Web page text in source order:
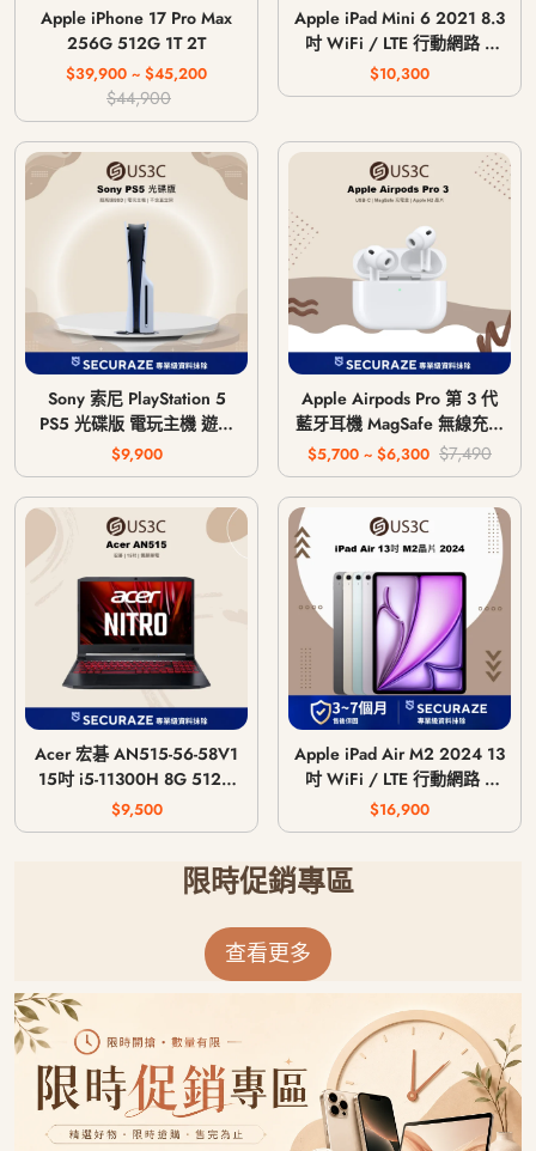
Apple iPhone 17 Pro Max
256G 512G 1T 2T
$39,900 ~ $45,200
$44,900
Apple iPad Mini 6 2021 8.3
吋 WiFi / LTE 行動網路 /
64G 256G
$10,300
Sony 索尼 PlayStation 5
PS5 光碟版 電玩主機 遊戲
主機 CFI-1018A / CFI-
1118A / CFI-1218A
$9,900
Apple Airpods Pro 第 3 代
藍牙耳機 MagSafe 無線充電
版 USB-C
$5,700 ~ $6,300 $7,490
Acer 宏碁 AN515-56-58V1
15吋 i5-11300H 8G 512G
GTX 1650 4G
$9,500
Apple iPad Air M2 2024 13
吋 WiFi / LTE 行動網路 /
128G 256G 512G 1T
$16,900
限時促銷專區
查看更多